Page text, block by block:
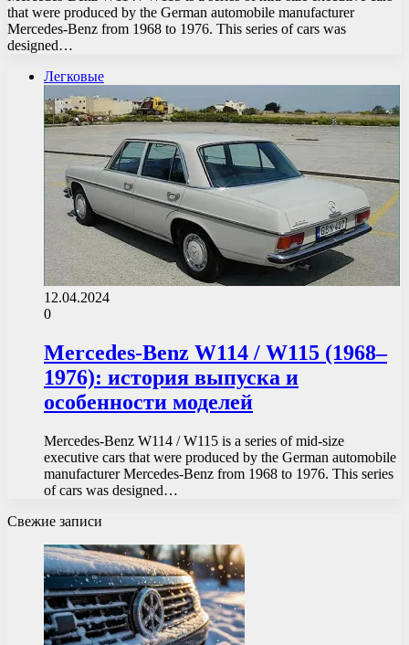
that were produced by the German automobile manufacturer
Mercedes-Benz from 1968 to 1976. This series of cars was
designed…
Легковые
12.04.2024
0
Mercedes-Benz W114 / W115 (1968–
1976): история выпуска и
особенности моделей
Mercedes-Benz W114 / W115 is a series of mid-size
executive cars that were produced by the German automobile
manufacturer Mercedes-Benz from 1968 to 1976. This series
of cars was designed…
Свежие записи